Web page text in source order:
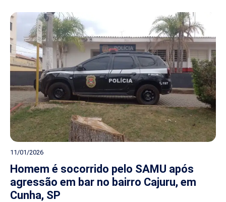
11/01/2026
Homem é socorrido pelo SAMU após
agressão em bar no bairro Cajuru, em
Cunha, SP